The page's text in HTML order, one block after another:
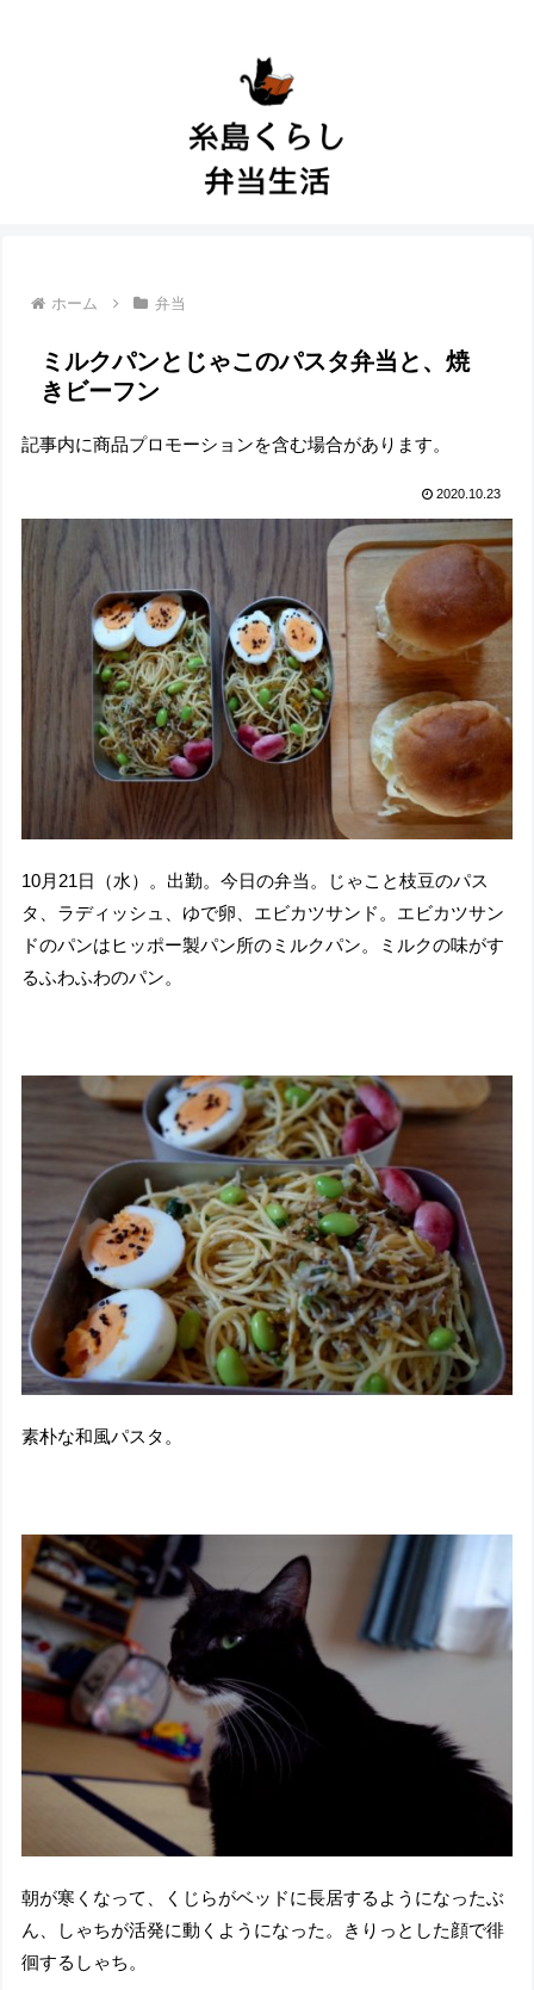
ホーム 弁当
ミルクパンとじゃこのパスタ弁当と、焼
きビーフン
記事内に商品プロモーションを含む場合があります。
2020.10.23
10月21日（水）。出勤。今日の弁当。じゃこと枝豆のパス
タ、ラディッシュ、ゆで卵、エビカツサンド。エビカツサン
ドのパンはヒッポー製パン所のミルクパン。ミルクの味がす
るふわふわのパン。
素朴な和風パスタ。
朝が寒くなって、くじらがベッドに長居するようになったぶ
ん、しゃちが活発に動くようになった。きりっとした顔で徘
徊するしゃち。